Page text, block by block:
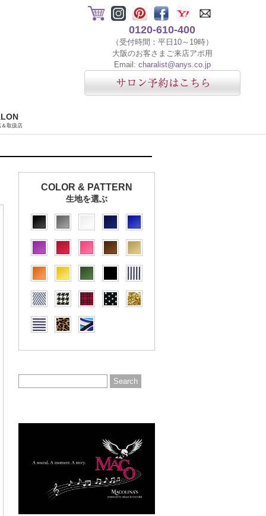
0120-610-400
（受付時間：平日10～19時）
大阪のお客さまご来店アポ用
Email: charalist@anys.co.jp
＆取扱店
COLOR & PATTERN
生地を選ぶ